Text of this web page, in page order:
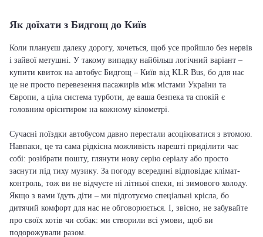
Як доїхати з Бидгощ до Київ
Коли плануєш далеку дорогу, хочеться, щоб усе пройшло без нервів
і зайвої метушні. У такому випадку найбільш логічний варіант –
купити квиток на автобус Бидгощ – Київ від KLR Bus, бо для нас
це не просто перевезення пасажирів між містами України та
Європи, а ціла система турботи, де ваша безпека та спокій є
головним орієнтиром на кожному кілометрі.
Сучасні поїздки автобусом давно перестали асоціюватися з втомою.
Навпаки, це та сама рідкісна можливість нарешті приділити час
собі: розібрати пошту, глянути нову серію серіалу або просто
заснути під тиху музику. За погоду всередині відповідає клімат-
контроль, тож ви не відчуєте ні літньої спеки, ні зимового холоду.
Якщо з вами їдуть діти – ми підготуємо спеціальні крісла, бо
дитячий комфорт для нас не обговорюється. І, звісно, не забувайте
про своїх котів чи собак: ми створили всі умови, щоб ви
подорожували разом.